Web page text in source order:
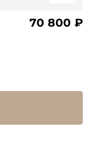
70 800 ₽